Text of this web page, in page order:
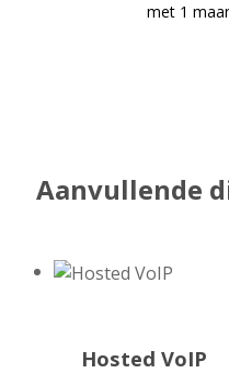
met 1
Aanvullende
Hosted VoIP